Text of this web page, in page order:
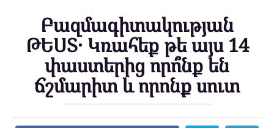
Բազմագիտակության
ԹԵՍՏ․ Կռահեք թե այս 14
փաստերից որո՞նք են
ճշմարիտ և որոնք սուտ